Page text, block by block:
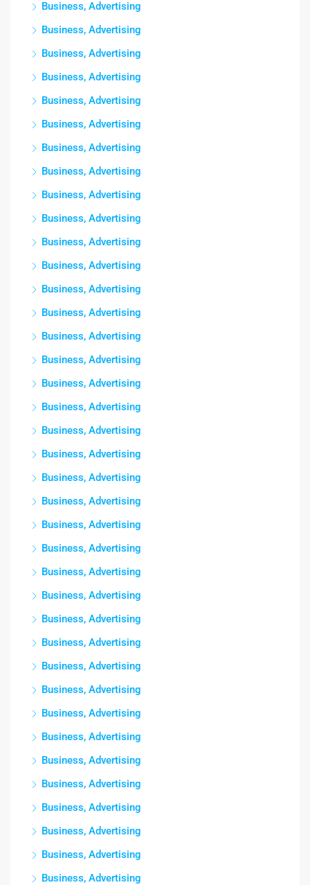
Business, Advertising
Business, Advertising
Business, Advertising
Business, Advertising
Business, Advertising
Business, Advertising
Business, Advertising
Business, Advertising
Business, Advertising
Business, Advertising
Business, Advertising
Business, Advertising
Business, Advertising
Business, Advertising
Business, Advertising
Business, Advertising
Business, Advertising
Business, Advertising
Business, Advertising
Business, Advertising
Business, Advertising
Business, Advertising
Business, Advertising
Business, Advertising
Business, Advertising
Business, Advertising
Business, Advertising
Business, Advertising
Business, Advertising
Business, Advertising
Business, Advertising
Business, Advertising
Business, Advertising
Business, Advertising
Business, Advertising
Business, Advertising
Business, Advertising
Business, Advertising